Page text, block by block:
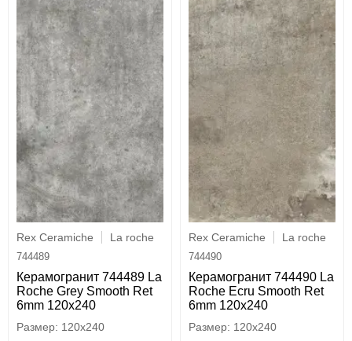
Rex Ceramiche La roche
744489
Керамогранит 744489 La
Roche Grey Smooth Ret
6mm 120x240
120x240
Rex Ceramiche La roche
744490
Керамогранит 744490 La
Roche Ecru Smooth Ret
6mm 120x240
120x240